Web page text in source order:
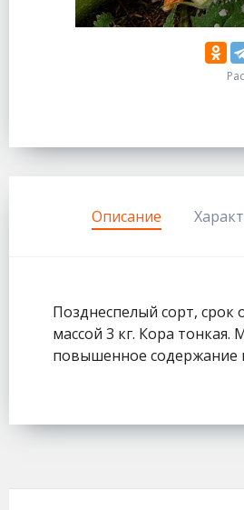
Описание
Позднеспелый сорт, срок
массой 3 кг. Кора
повышенное содержание